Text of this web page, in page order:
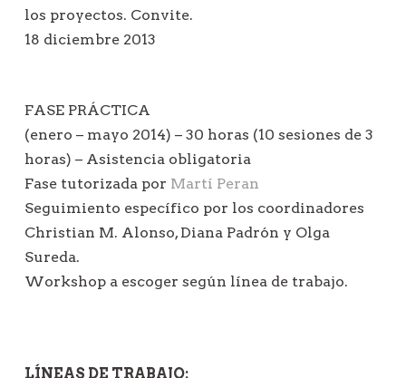
los proyectos. Convite.
18 diciembre 2013
FASE PRÁCTICA
(enero – mayo 2014) – 30 horas (10 sesiones de 3
horas) – Asistencia obligatoria
Fase tutorizada por Martí Peran
Seguimiento específico por los coordinadores
Christian M. Alonso, Diana Padrón y Olga
Sureda.
Workshop a escoger según línea de trabajo.
LÍNEAS DE TRABAJO: